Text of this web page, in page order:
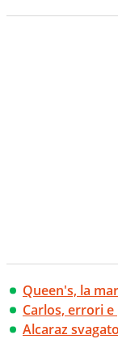
Queen's, la
Carlos, errori
Alcaraz